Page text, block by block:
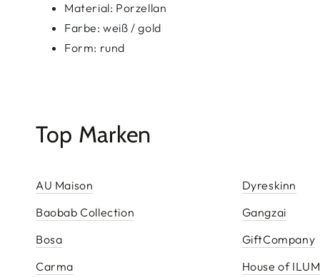
Material: Porzellan
Farbe: weiß / gold
Form: rund
Top Marken
AU Maison
Baobab Collection
Bosa
Carma
Dyreskinn
Gangzai
GiftCompany
House of ILUM